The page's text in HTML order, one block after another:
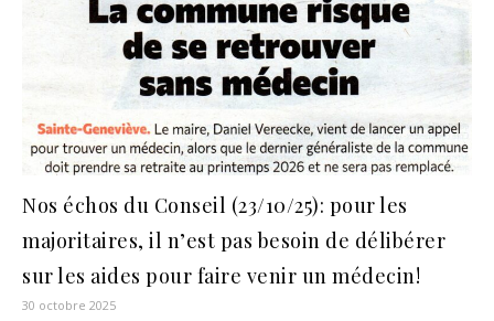
Nos échos du Conseil (23/10/25): pour les
majoritaires, il n’est pas besoin de délibérer
sur les aides pour faire venir un médecin!
30 octobre 2025